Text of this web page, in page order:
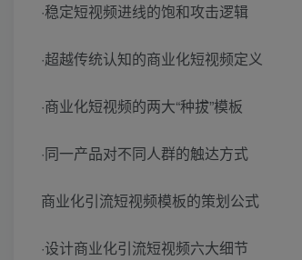
·稳定短视频进线的饱和攻击逻辑
·超越传统认知的商业化短视频定义
·商业化短视频的两大“种拔”模板
·同一产品对不同人群的触达方式
商业化引流短视频模板的策划公式
·设计商业化引流短视频六大细节